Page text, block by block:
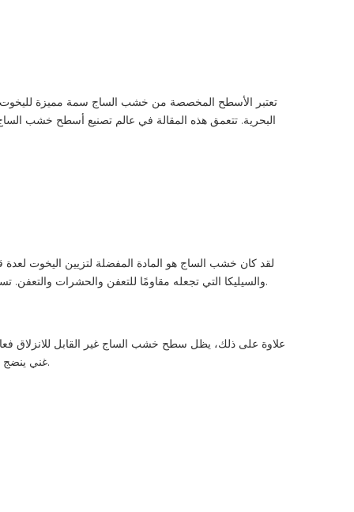
تعتبر الأسطح المخصصة من خشب الساج سمة مميزة لليخوت
البحرية. تتعمق هذه المقالة في عالم تصنيع أسطح خشب
لقد كان خشب الساج هو المادة المفضلة لتزيين اليخوت
والسيليكا التي تجعله مقاومًا للتعفن والحشرات والتعفن. تساهم حبيباته الضيقة وقوة الشد العالية في قدرته على تحمل حركة السير الكثيفة والطقس القاسي، مما يجعله موردًا لا يقدر بثمن في بناء اليخوت.
علاوة على ذلك، يظل سطح خشب الساج غير القابل للانزلاق
غني ينضج بمرور الوقت، لمسة من الأناقة والفخامة إلى اليخوت. هذه الصفات تجعل التزيين من خشب الساج ليس مجرد خيار عملي ولكن أيضًا بيان للتطور.